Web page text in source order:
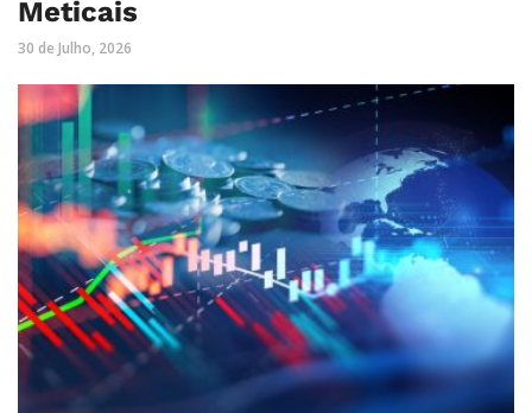
Meticais
30 de Julho, 2026